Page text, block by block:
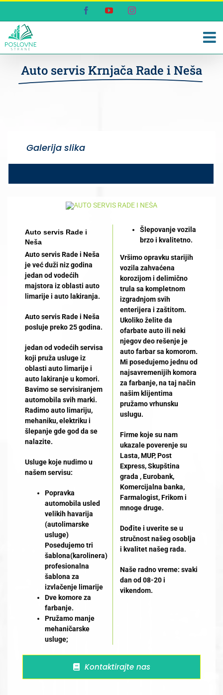
content
FacebookYouTubeInstagram
Auto servis Krnjača Rade i Neša
Galerija slika
Auto servis Rade i
Neša
Auto servis Rade i Neša
je već duži niz godina
jedan od vodećih
majstora iz oblasti auto
limarije i auto lakiranja.
Auto servis Rade i Neša
posluje preko 25 godina.
jedan od vodećih servisa
koji pruža usluge iz
oblasti auto limarije i
auto lakiranje u komori.
Bavimo se servisiranjem
automobila svih marki.
Radimo auto limariju,
mehaniku, elektriku i
šlepanje gde god da se
nalazite.
Usluge koje nudimo u
našem servisu:
Popravka
automobila usled
velikih havarija
(autolimarske
usluge)
Posedujemo tri
šablona(karolinera)
profesionalna
šablona za
izvlačenje limarije
Dve komore za
farbanje.
Pružamo manje
mehaničarske
usluge;
Šlepovanje vozila
brzo i kvalitetno.
Vršimo opravku starijih
vozila zahvaćena
korozijom i delimično
trula sa kompletnom
izgradnjom svih
enterijera i zaštitom.
Ukoliko želite da
ofarbate auto ili neki
njegov deo rešenje je
auto farbar sa komorom.
Mi posedujemo jednu od
najsavremenijih komora
za farbanje, na taj način
našim klijentima
pružamo vrhunsku
uslugu.
Firme koje su nam
ukazale poverenje su
Lasta, MUP, Post
Express, Skupština
grada , Eurobank,
Komercijalna banka,
Farmalogist, Frikom i
mnoge druge.
Dođite i uverite se u
stručnost našeg osoblja
i kvalitet našeg rada.
Naše radno vreme: svaki
dan od 08-20 i
vikendom.
Kontaktirajte nas